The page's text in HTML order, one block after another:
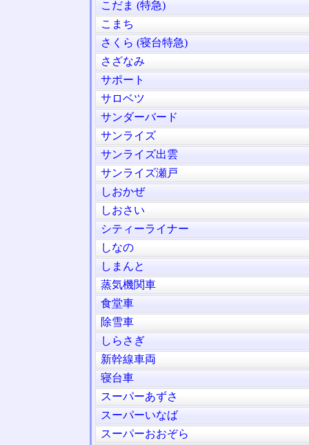
こだま (特急)
こまち
さくら (寝台特急)
さざなみ
サポート
サロベツ
サンダーバード
サンライズ
サンライズ出雲
サンライズ瀬戸
しおかぜ
しおさい
シティーライナー
しなの
しまんと
蒸気機関車
食堂車
除雪車
しらさぎ
新幹線車両
寝台車
スーパーあずさ
スーパーいなば
スーパーおおぞら